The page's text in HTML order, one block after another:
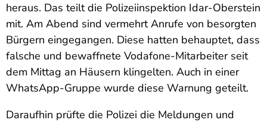
heraus. Das teilt die Polizeiinspektion Idar-Oberstein
mit. Am Abend sind vermehrt Anrufe von besorgten
Bürgern eingegangen. Diese hatten behauptet, dass
falsche und bewaffnete Vodafone-Mitarbeiter seit
dem Mittag an Häusern klingelten. Auch in einer
WhatsApp-Gruppe wurde diese Warnung geteilt.
Daraufhin prüfte die Polizei die Meldungen und